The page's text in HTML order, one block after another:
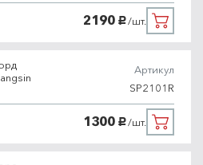
2190 руб./шт.
Артикул
SP2101R
1300 руб./шт.